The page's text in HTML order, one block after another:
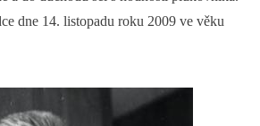
dne 14. listopadu roku 2009 ve věku